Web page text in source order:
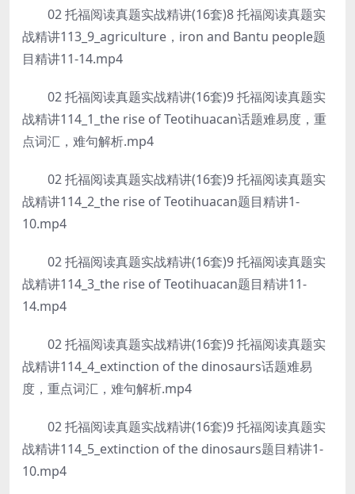
02 托福阅读真题实战精讲(16套)8 托福阅读真题实
战精讲113_9_agriculture，iron and Bantu people题
目精讲11-14.mp4
02 托福阅读真题实战精讲(16套)9 托福阅读真题实
战精讲114_1_the rise of Teotihuacan话题难易度，重
点词汇，难句解析.mp4
02 托福阅读真题实战精讲(16套)9 托福阅读真题实
战精讲114_2_the rise of Teotihuacan题目精讲1-
10.mp4
02 托福阅读真题实战精讲(16套)9 托福阅读真题实
战精讲114_3_the rise of Teotihuacan题目精讲11-
14.mp4
02 托福阅读真题实战精讲(16套)9 托福阅读真题实
战精讲114_4_extinction of the dinosaurs话题难易
度，重点词汇，难句解析.mp4
02 托福阅读真题实战精讲(16套)9 托福阅读真题实
战精讲114_5_extinction of the dinosaurs题目精讲1-
10.mp4